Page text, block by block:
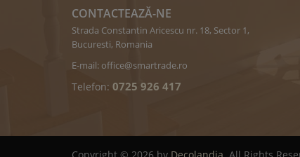
CONTACTEAZĂ-NE
Strada Constantin Aricescu nr. 18, Sector 1,
Bucuresti, Romania
E-mail: office@smartrade.ro
Telefon: 0725 926 417
Copyright © 2026 by Decolandia . All Rights